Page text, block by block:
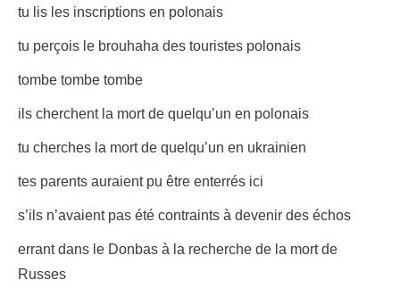
tu lis les inscriptions en polonais
tu perçois le brouhaha des touristes polonais
tombe tombe tombe
ils cherchent la mort de quelqu’un en polonais
tu cherches la mort de quelqu’un en ukrainien
tes parents auraient pu être enterrés ici
s’ils n’avaient pas été contraints à devenir des échos
errant dans le Donbas à la recherche de la mort de
Russes